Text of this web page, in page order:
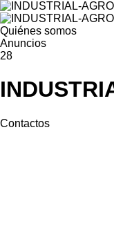
Quiénes somos
Anuncios
28
Contactos